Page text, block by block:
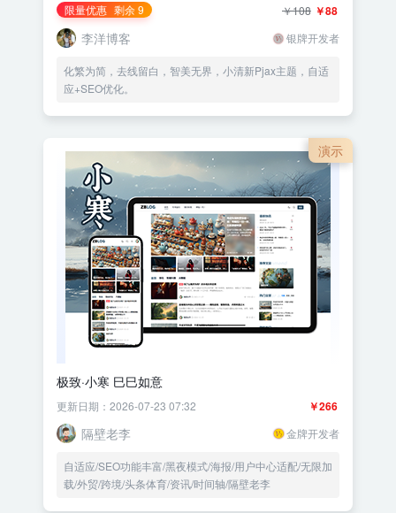
限量优惠 剩余 9 ￥88
￥108
李洋博客 银牌开发者
化繁为简，去线留白，智美无界，小清新Pjax主题，自适
应+SEO优化。
演示
极致·小寒 巳巳如意
￥266
更新日期：2026-07-23 07:32
隔壁老李 金牌开发者
自适应/SEO功能丰富/黑夜模式/海报/用户中心适配/无限加
载/外贸/跨境/头条体育/资讯/时间轴/隔壁老李